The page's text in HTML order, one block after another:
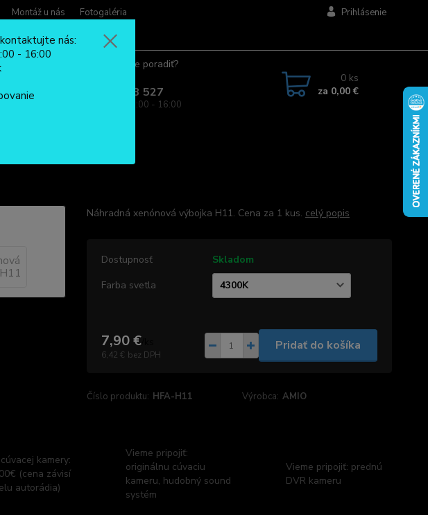
Montáž u nás
Fotogaléria
Prihlásenie
Potrebujete poradiť?
0904 963 527
Po - Pia: 08:00 - 16:00
0 ks
za 0,00 €
Náhradná xenónová výbojka H11. Cena za 1 kus. celý popis
Dostupnosť
Skladom
Farba svetla
7,90 €/
6,42 € bez DPH
Pridať do košíka
Číslo produktu: HFA-H11 Výrobca: AMIO
kamery:
(cena závisí
autorádia)
Vieme pripojiť:
originálnu cúvaciu
kameru, hudobný sound
systém
Vieme pripojiť: prednú
DVR kameru
nás:
- 16:00